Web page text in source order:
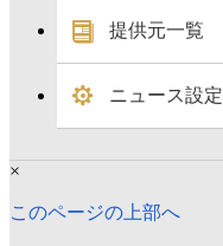
提供元一覧
ニュース設定
×
このページの上部へ